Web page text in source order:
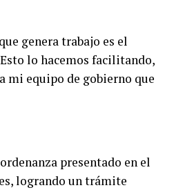
genera trabajo es el
lo hacemos facilitando,
mi equipo de gobierno que
presentado en el
logrando un trámite